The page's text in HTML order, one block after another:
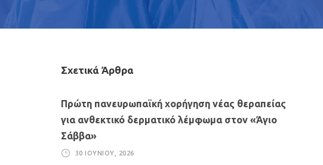
Σχετικά Άρθρα
Πρώτη πανευρωπαϊκή χορήγηση νέας θεραπείας
για ανθεκτικό δερματικό λέμφωμα στον «Άγιο
Σάββα»
30 ΙΟΥΝΊΟΥ, 2026